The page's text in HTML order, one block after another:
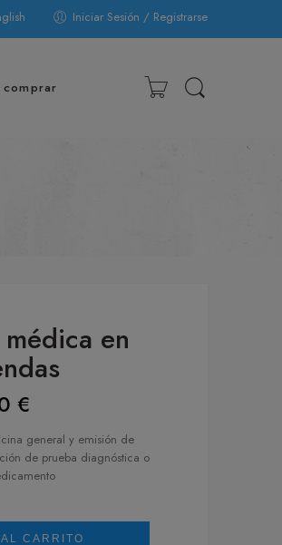
Iniciar Sesión / Registrarse
en
€
general y emisión de
de prueba diagnóstica o
CARRITO